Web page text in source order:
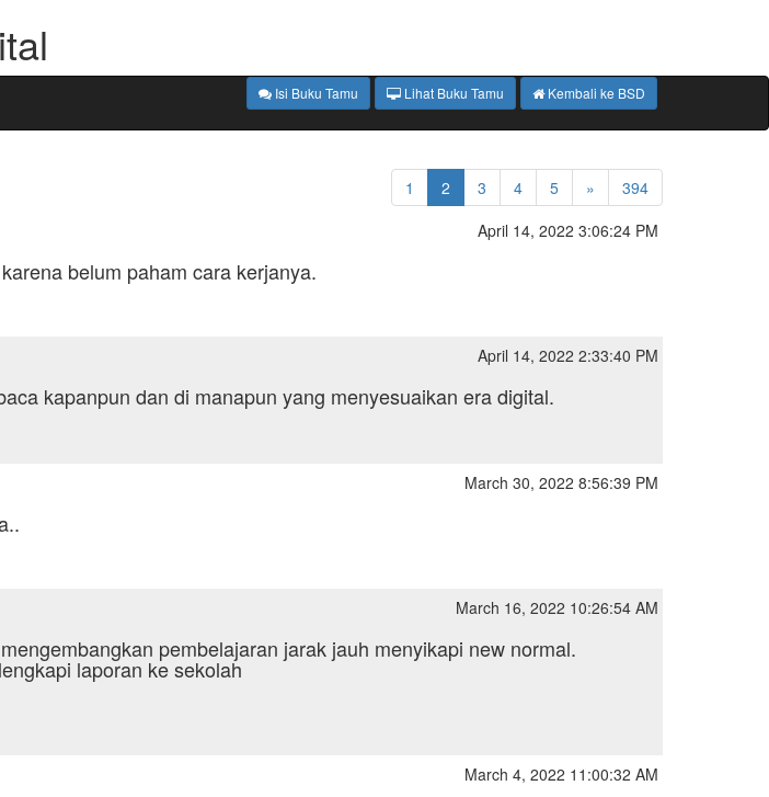
Isi Buku Tamu Lihat Buku Tamu Kembali ke BSD
1 2 3 4 5 »
394
April 14, 2022 3:06:24 PM
belum paham cara kerjanya.
April 14, 2022 2:33:40 PM
kapanpun dan di manapun yang menyesuaikan era digital.
March 30, 2022 8:56:39 PM
March 16, 2022 10:26:54 AM
pembelajaran jarak jauh menyikapi new normal.
laporan ke sekolah
March 4, 2022 11:00:32 AM